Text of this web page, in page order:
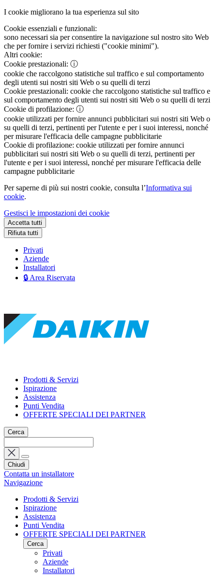
I cookie migliorano la tua esperienza sul sito
Cookie essenziali e funzionali:
sono necessari sia per consentire la navigazione sul nostro sito Web
che per fornire i servizi richiesti ("cookie minimi").
Altri cookie:
Cookie prestazionali: ⓘ
cookie che raccolgono statistiche sul traffico e sul comportamento
degli utenti sui nostri siti Web o su quelli di terzi
Cookie prestazionali: cookie che raccolgono statistiche sul traffico e
sul comportamento degli utenti sui nostri siti Web o su quelli di terzi
Cookie di profilazione: ⓘ
cookie utilizzati per fornire annunci pubblicitari sui nostri siti Web o
su quelli di terzi, pertinenti per l'utente e per i suoi interessi, nonché
per misurare l'efficacia delle campagne pubblicitarie
Cookie di profilazione: cookie utilizzati per fornire annunci
pubblicitari sui nostri siti Web o su quelli di terzi, pertinenti per
l'utente e per i suoi interessi, nonché per misurare l'efficacia delle
campagne pubblicitarie
Per saperne di più sui nostri cookie, consulta l’Informativa sui
cookie.
Gestisci le impostazioni dei cookie
Accetta tutti
Rifiuta tutti
Privati
Aziende
Installatori
🔒 Area Riservata
Prodotti & Servizi
Ispirazione
Assistenza
Punti Vendita
OFFERTE SPECIALI DEI PARTNER
Cerca
Chiudi
Contatta un installatore
Navigazione
Prodotti & Servizi
Ispirazione
Assistenza
Punti Vendita
OFFERTE SPECIALI DEI PARTNER
Cerca
Privati
Aziende
Installatori